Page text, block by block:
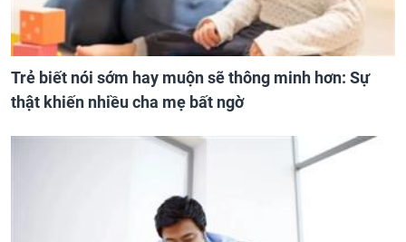
Trẻ biết nói sớm hay muộn sẽ thông minh hơn: Sự
thật khiến nhiều cha mẹ bất ngờ